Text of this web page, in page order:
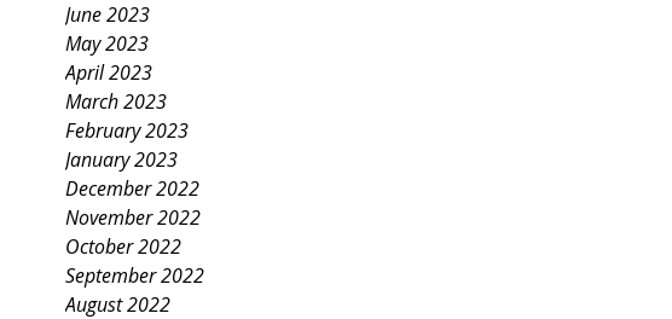
June 2023
May 2023
April 2023
March 2023
February 2023
January 2023
December 2022
November 2022
October 2022
September 2022
August 2022